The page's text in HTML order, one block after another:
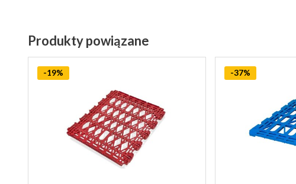
Produkty powiązane
-19% -37%